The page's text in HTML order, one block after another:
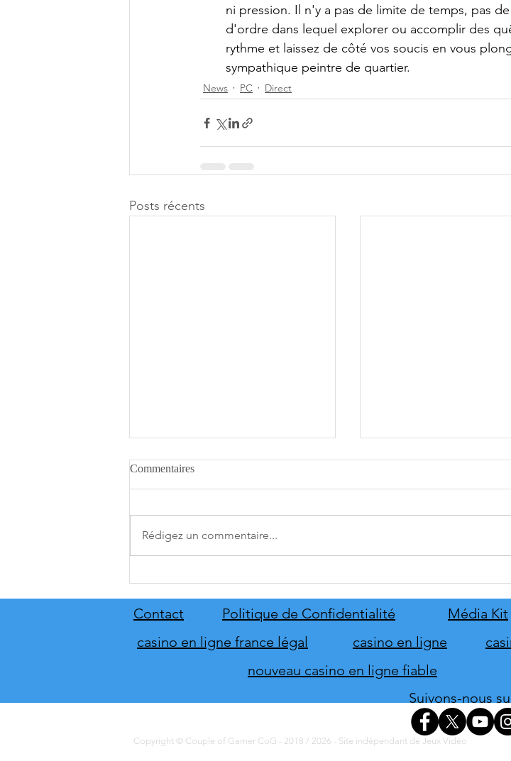
ni pression. Il n'y a pas de limite de temps, pas
d'ordre dans lequel explorer ou accomplir des
rythme et laissez de côté vos soucis en vous
sympathique peintre de quartier.
News PC Direct
Posts récents
du direct de THQ Nordic
lancement
Commentaires
Rédigez un commentaire...
Contact Politique de Confidentialité Média Kit
casino en ligne france légal
casino en ligne
nouveau casino en ligne fiable
Suivons-nous
Copyright © Couple of Gamer CoG - 2018 / 2026 - Site indépendant de Jeux Vidéo